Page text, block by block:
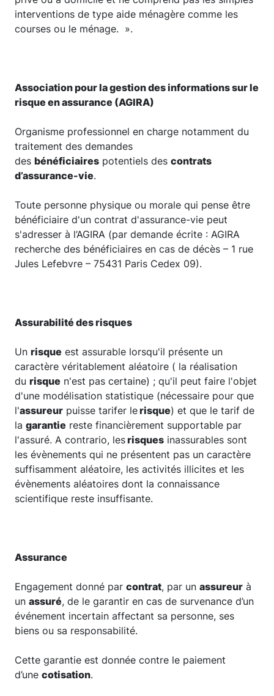
interventions de type aide ménagère comme les
courses ou le ménage. ».
Association pour la gestion des informations sur le
risque en assurance (AGIRA)
Organisme professionnel en charge notamment du
traitement des demandes
des bénéficiaires potentiels des contrats
d’assurance-vie.
Toute personne physique ou morale qui pense être
bénéficiaire d'un contrat d'assurance-vie peut
s'adresser à l’AGIRA (par demande écrite : AGIRA
recherche des bénéficiaires en cas de décès – 1 rue
Jules Lefebvre – 75431 Paris Cedex 09).
Assurabilité des risques
Un risque est assurable lorsqu'il présente un
caractère véritablement aléatoire ( la réalisation
du risque n'est pas certaine) ; qu'il peut faire l'objet
d'une modélisation statistique (nécessaire pour que
l'assureur puisse tarifer lerisque) et que le tarif de
la garantie reste financièrement supportable par
l'assuré. A contrario, lesrisques inassurables sont
les évènements qui ne présentent pas un caractère
suffisamment aléatoire, les activités illicites et les
évènements aléatoires dont la connaissance
scientifique reste insuffisante.
Assurance
Engagement donné par contrat, par un assureur à
un assuré, de le garantir en cas de survenance d’un
événement incertain affectant sa personne, ses
biens ou sa responsabilité.
Cette garantie est donnée contre le paiement
d’une cotisation.